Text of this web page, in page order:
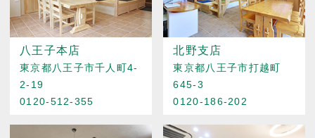
八王子本店
東京都八王子市千人町4-
2-19
0120-512-355
北野支店
東京都八王子市打越町
645-3
0120-186-202